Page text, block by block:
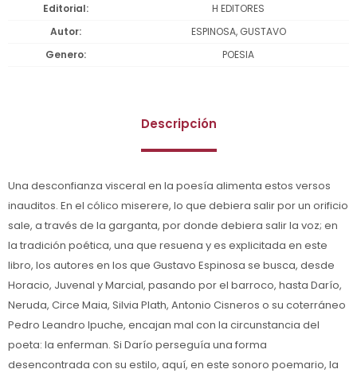
Editorial
H EDITORES
Autor
ESPINOSA, GUSTAVO
Genero
POESIA
Descripción
Una desconfianza visceral en la poesía alimenta estos versos
inauditos. En el cólico miserere, lo que debiera salir por un orificio
sale, a través de la garganta, por donde debiera salir la voz; en
la tradición poética, una que resuena y es explicitada en este
libro, los autores en los que Gustavo Espinosa se busca, desde
Horacio, Juvenal y Marcial, pasando por el barroco, hasta Darío,
Neruda, Circe Maia, Silvia Plath, Antonio Cisneros o su coterráneo
Pedro Leandro Ipuche, encajan mal con la circunstancia del
poeta: la enferman. Si Darío perseguía una forma
desencontrada con su estilo, aquí, en este sonoro poemario, la